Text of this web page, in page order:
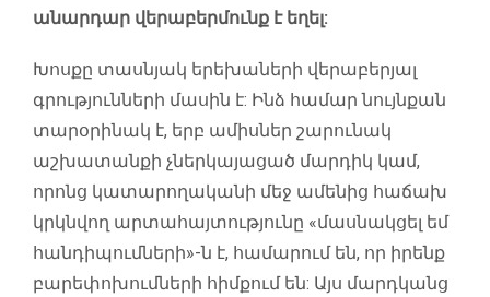
անարդար վերաբերմունք է եղել:
Խոսքը տասնյակ երեխաների վերաբերյալ
գրությունների մասին է: Ինձ համար նույնքան
տարօրինակ է, երբ ամիսներ շարունակ
աշխատանքի չներկայացած մարդիկ կամ,
որոնց կատարողականի մեջ ամենից հաճախ
կրկնվող արտահայտությունը «մասնակցել եմ
հանդիպումների»-ն է, համարում են, որ իրենք
բարեփոխումների հիմքում են: Այս մարդկանց